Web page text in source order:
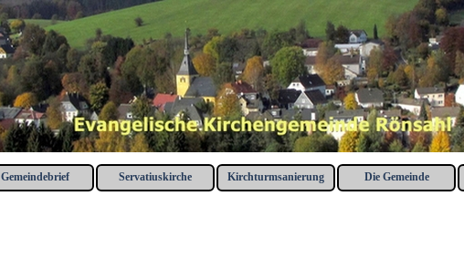
Menü überspringen
▼
Gemeindebrief ▼
Servatiuskirche ▼
Kirchturmsanierung ▼
Die Gemeinde